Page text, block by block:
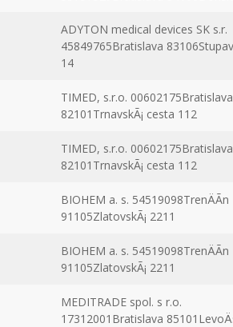
ADYTON medical devices SK s.r.
45849765Bratislava
14
TIMED, s.r.o. 00602175Bratislava
82101TrnavskÃ¡ cesta 112
TIMED, s.r.o. 00602175Bratislava
82101TrnavskÃ¡ cesta 112
BIOHEM a. s. 54519098TrenÄÃ­n
91105ZlatovskÃ¡ 2211
BIOHEM a. s. 54519098TrenÄÃ­n
91105ZlatovskÃ¡ 2211
MEDITRADE spol. s r.o.
17312001Bratislava